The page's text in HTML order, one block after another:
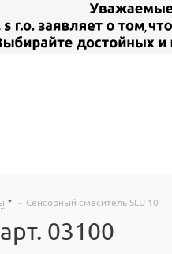
- Сенсорный смеситель SLU 10
03100